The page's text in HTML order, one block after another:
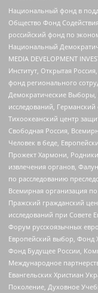
Национальный фонд в
Общество Фонд
российский фонд по
Национальный
MEDIA DEVELOPMENT
Институт, Открытая
фонд регионального
Демократические
исследований,
Тихоокеанский центр
Свободная Россия,
Человек в беде,
Прожект Хармони,
извлечения органов,
по расследованию
Всемирная организация
Пражский гражданский
исследований при Совете
Форум русскоязычных
Европейский выбор, Фонд
Фонд Будущее России,
Международное
Евангельских Христиан
Поколение, Духовное